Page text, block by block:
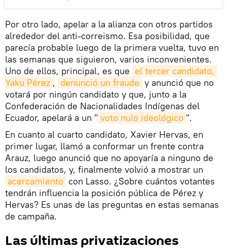
Por otro lado, apelar a la alianza con otros partidos
alrededor del anti-correismo. Esa posibilidad, que
parecía probable luego de la primera vuelta, tuvo en
las semanas que siguieron, varios inconvenientes.
Uno de ellos, principal, es que el tercer candidato,
Yaku Pérez , denunció un fraude y anunció que no
votará por ningún candidato y que, junto a la
Confederación de Nacionalidades Indígenas del
Ecuador, apelará a un " voto nulo ideológico ".
En cuanto al cuarto candidato, Xavier Hervas, en
primer lugar, llamó a conformar un frente contra
Arauz, luego anunció que no apoyaría a ninguno de
los candidatos, y, finalmente volvió a mostrar un
acercamiento con Lasso. ¿Sobre cuántos votantes
tendrán influencia la posición pública de Pérez y
Hervas? Es unas de las preguntas en estas semanas
de campaña.
Las últimas privatizaciones